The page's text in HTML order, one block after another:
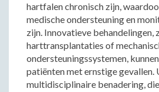
hartfalen chronisch zijn,
medische ondersteuning en
zijn. Innovatieve behandelingen,
harttransplantaties of
ondersteuningssystemen,
patiënten met ernstige gevallen.
multidisciplinaire benadering,